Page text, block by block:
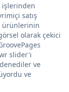
işlerinden
satış
ürünlerinin
olarak çekici
slider'ı
ve
ve